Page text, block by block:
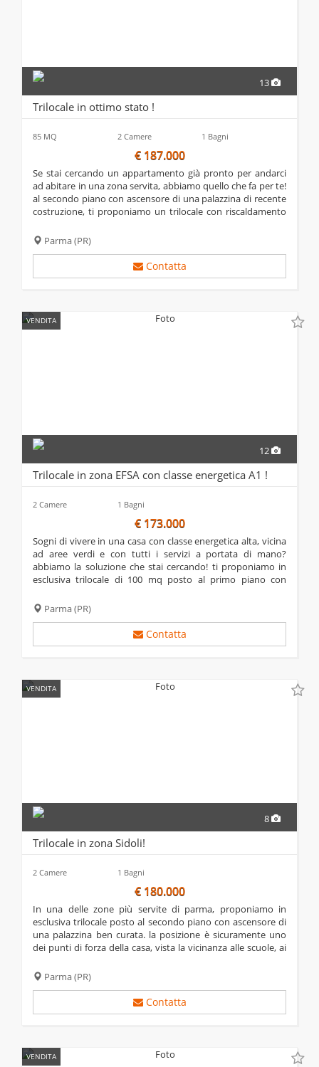
13
Trilocale in ottimo stato !
85 MQ 2 Camere 1 Bagni
€ 187.000
se stai cercando un appartamento già pronto per andarci
ad abitare in una zona servita, abbiamo quello che fa per te!
al secondo piano con ascensore di una palazzina di recente
costruzione, ti proponiamo un trilocale con riscaldamento
accesso alla loggia di...
Parma(PR)
Contatta
VENDITA
12
Trilocale in zona EFSA con classe energetica A1 !
2 Camere 1 Bagni
€ 173.000
sogni di vivere in una casa con classe energetica alta, vicina
ad aree verdi e con tutti i servizi a portata di mano?
abbiamo la soluzione che stai cercando! ti proponiamo in
esclusiva trilocale di 100 mq posto al primo piano con
ai lavori appena ultimati...
Parma(PR)
Contatta
VENDITA
8
Trilocale in zona Sidoli!
2 Camere 1 Bagni
€ 180.000
in una delle zone più servite di parma, proponiamo in
esclusiva trilocale posto al secondo piano con ascensore di
una palazzina ben curata. la posizione è sicuramente uno
dei punti di forza della casa, vista la vicinanza alle scuole, ai
composto da comodo...
Parma(PR)
Contatta
VENDITA